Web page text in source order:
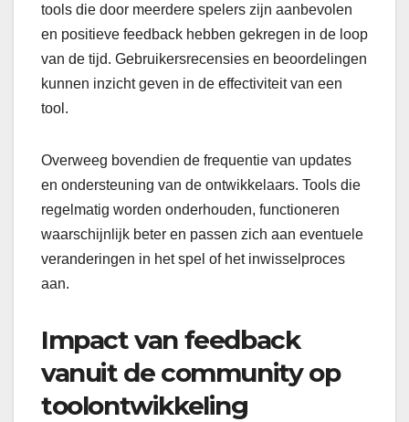
tools die door meerdere spelers zijn aanbevolen
en positieve feedback hebben gekregen in de loop
van de tijd. Gebruikersrecensies en beoordelingen
kunnen inzicht geven in de effectiviteit van een
tool.
Overweeg bovendien de frequentie van updates
en ondersteuning van de ontwikkelaars. Tools die
regelmatig worden onderhouden, functioneren
waarschijnlijk beter en passen zich aan eventuele
veranderingen in het spel of het inwisselproces
aan.
Impact van feedback
vanuit de community op
toolontwikkeling